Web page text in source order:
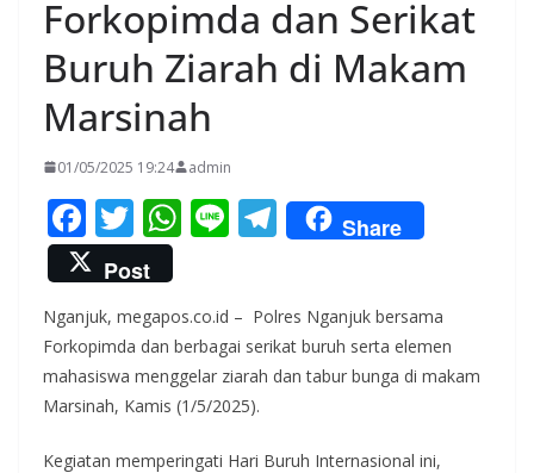
Forkopimda dan Serikat
Buruh Ziarah di Makam
Marsinah
01/05/2025 19:24 admin
F
ac
e
b
o
o
k
T
w
itt
er
W
s
A
p
p
Li T
el
gr
a
Share
Post
Nganjuk, megapos.co.id – Polres Nganjuk bersama
Forkopimda dan berbagai serikat buruh serta elemen
mahasiswa menggelar ziarah dan tabur bunga di makam
Marsinah, Kamis (1/5/2025).
Kegiatan memperingati Hari Buruh Internasional ini,